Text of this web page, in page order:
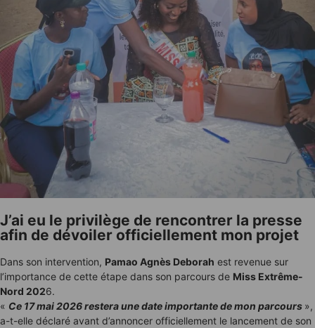
J’ai eu le privilège de rencontrer la presse
afin de dévoiler officiellement mon projet
Dans son intervention, Pamao Agnès Deborah est revenue sur
l’importance de cette étape dans son parcours de Miss Extrême-
Nord 2026.
« Ce 17 mai 2026 restera une date importante de mon parcours »,
a-t-elle déclaré avant d’annoncer officiellement le lancement de son